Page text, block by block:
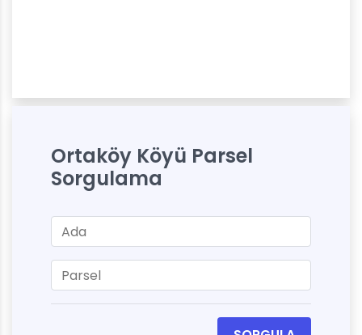
Ortaköy Köyü Parsel
Sorgulama